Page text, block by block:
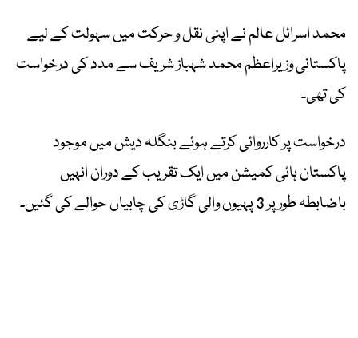
محمد اسرائل عالم نے اپنی نقل و حرکت میں سہولت کے لیے
پاکستانی وزیراعظم محمد شہباز شریف سے مدد کی درخواست
کی تھی۔
درخواست پر کارروائی کرتے ہوئے بنگلہ دیش میں موجود
پاکستان ہائی کمیشن میں ایک تقریب کے دوران انہیں
باضابطہ طور پر 3 پہیوں والی گاڑی کی چابیاں حوالے کی گئیں۔